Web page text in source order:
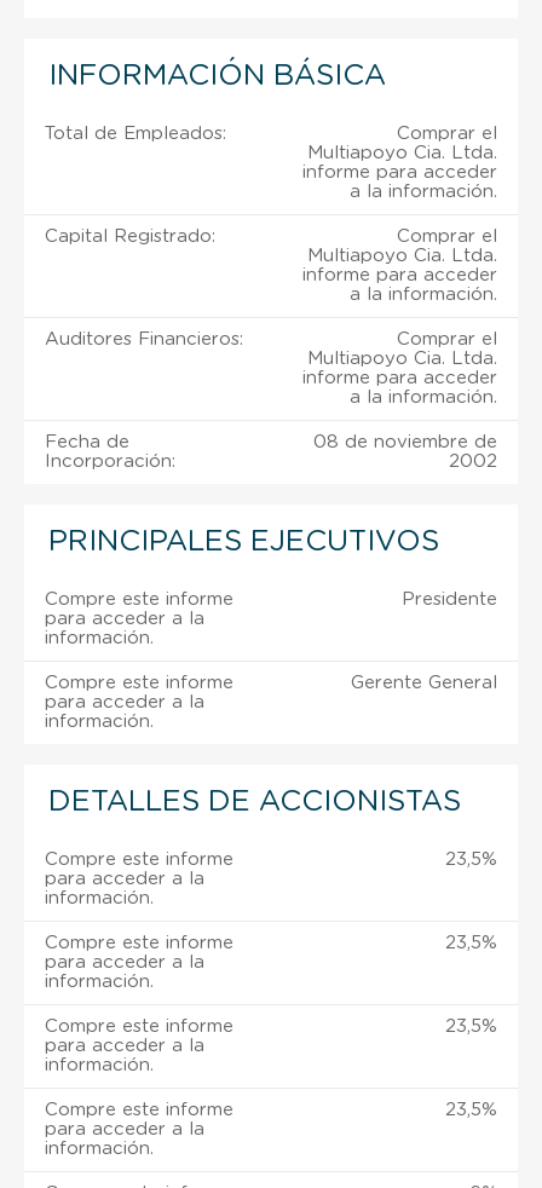
INFORMACIÓN BÁSICA
Total de Empleados:
Comprar el
Multiapoyo Cia. Ltda.
informe para acceder
a la información.
Capital Registrado:
Comprar el
Multiapoyo Cia. Ltda.
informe para acceder
a la información.
Auditores Financieros:
Comprar el
Multiapoyo Cia. Ltda.
informe para acceder
a la información.
Fecha de
Incorporación:
08 de noviembre de
2002
PRINCIPALES EJECUTIVOS
Compre este informe
para acceder a la
información.
Presidente
Compre este informe
para acceder a la
información.
Gerente General
DETALLES DE ACCIONISTAS
Compre este informe
para acceder a la
información.
23,5%
Compre este informe
para acceder a la
información.
23,5%
Compre este informe
para acceder a la
información.
23,5%
Compre este informe
para acceder a la
información.
23,5%